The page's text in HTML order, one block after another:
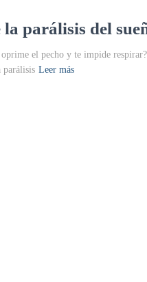
parálisis del
el pecho y te impide
parálisis Leer más